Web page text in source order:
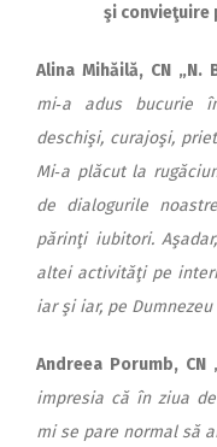
şi convieţuire
Alina Mihăilă, CN „N.
mi‑a adus bucurie
deschişi, curajoşi,
Mi‑a plăcut la
de dialogurile
părinţi iubitori.
altei activităţi pe
iar şi iar, pe
Andreea Porumb, CN
impresia că în ziua
mi se pare normal să